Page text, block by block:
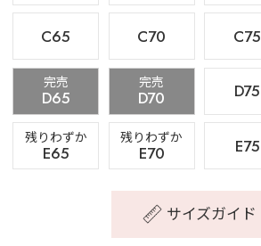
C65 C70 C75
完売
D65
完売
D70 D75
残りわずか
E65
残りわずか
E70 E75
サイズガイド